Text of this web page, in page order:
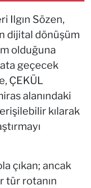
Ilgın Sözen,
dijital dönüşüm
olduğuna
geçecek
ÇEKÜL
alanındaki
kılarak
çıkan; ancak
tür rotanın